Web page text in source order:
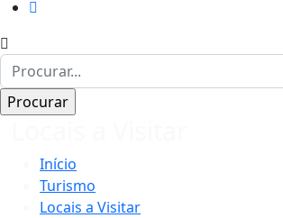
Início
Turismo
Locais a Visitar